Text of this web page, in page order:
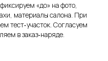
«до» на фото,
материалы салона. При
тест‑участок. Согласуем
в заказ‑наряде.